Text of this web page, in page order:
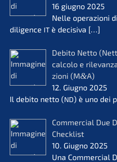
16 giugno 2025
Nelle opera­zio­ni
diligence IT è decisi­va […]
Debito Netto
calco­lo e
zio­ni (M&A)
12. Giugno 2025
Il debito netto (ND) è uno dei
Commer­cial Due
Check­list
10. Giugno 2025
Una Commer­cial